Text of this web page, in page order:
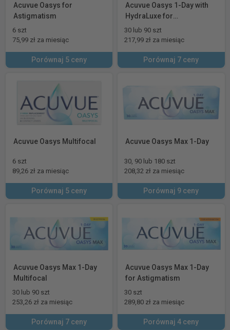
Acuvue Oasys for
Astigmatism
6 szt
75,99 zł za miesiąc
Porównaj 5 ceny
Acuvue Oasys 1-Day with
HydraLuxe for
Astigmatism
30 lub 90 szt
217,99 zł za miesiąc
Porównaj 7 ceny
Acuvue Oasys Multifocal
6 szt
89,26 zł za miesiąc
Porównaj 5 ceny
Acuvue Oasys Max 1-Day
30, 90 lub 180 szt
208,32 zł za miesiąc
Porównaj 9 ceny
Acuvue Oasys Max 1-Day
Multifocal
30 lub 90 szt
253,26 zł za miesiąc
Porównaj 7 ceny
Acuvue Oasys Max 1-Day
for Astigmatism
30 szt
289,80 zł za miesiąc
Porównaj 4 ceny